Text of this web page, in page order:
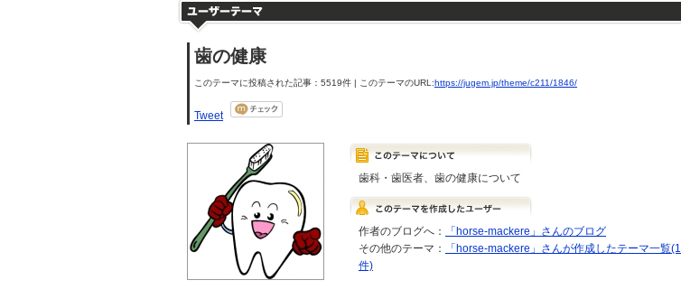
歯の健康
このテーマに投稿された記事：5519件 | このテーマのURL:https://jugem.jp/theme/c211/1846/
Tweet
歯科・歯医者、歯の健康について
作者のブログへ：
「horse-mackere」さんのブログ
その他のテーマ：
「horse-mackere」さんが作成したテーマ一覧(1
件)